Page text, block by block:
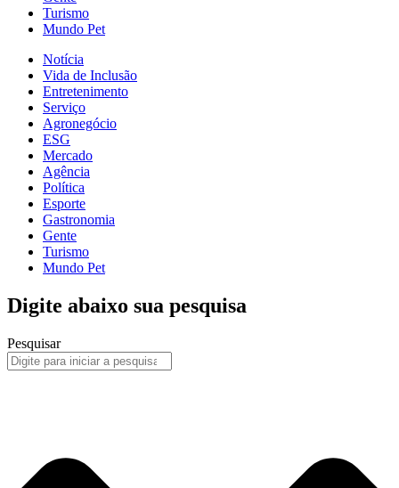
Turismo
Mundo Pet
Notícia
Vida de Inclusão
Entretenimento
Serviço
Agronegócio
ESG
Mercado
Agência
Política
Esporte
Gastronomia
Gente
Turismo
Mundo Pet
Digite abaixo sua pesquisa
Pesquisar